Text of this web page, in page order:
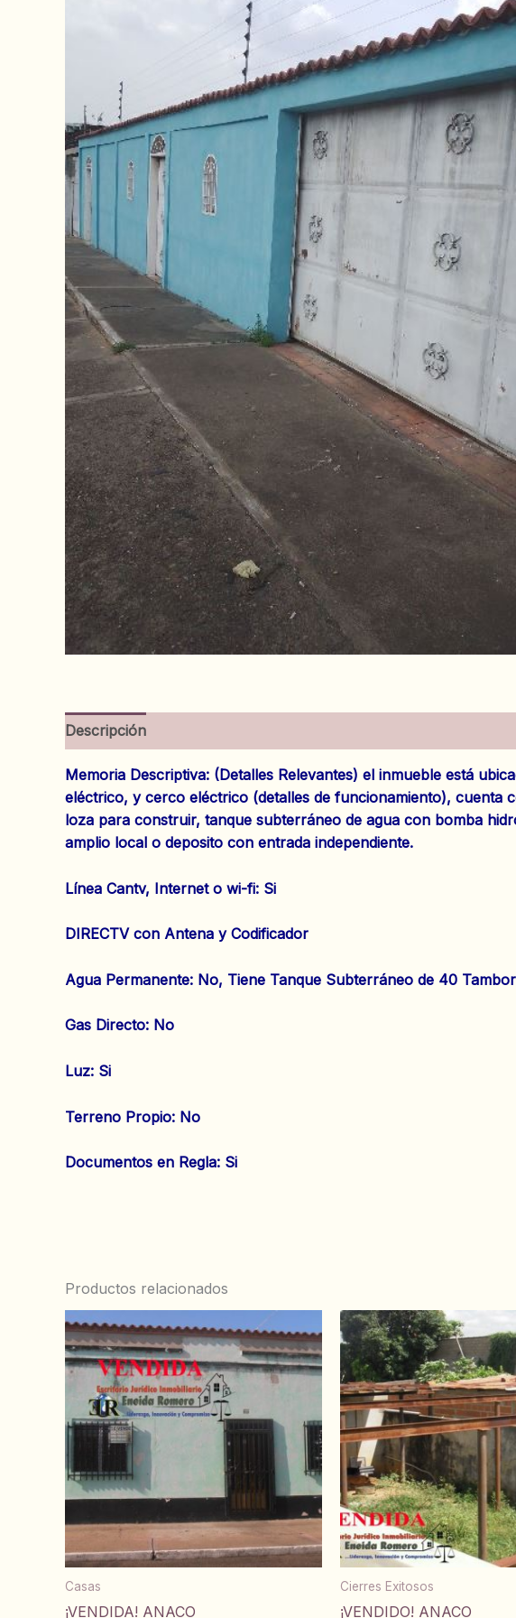
Descripción
Memoria Descriptiva: (Detalles Relevantes) el inmueble está
eléctrico, y cerco eléctrico (detalles de funcionamiento),
loza para construir, tanque subterráneo de agua con bomba
amplio local o deposito con entrada independiente.
‌Línea Cantv, Internet o wi-fi: Si
DIRECTV con Antena y Codificador
‌Agua Permanente: No, Tiene Tanque Subterráneo de 40
‌Gas Directo: No
‌Luz: Si
‌Terreno Propio: No
‌Documentos en Regla: Si
Productos relacionados
Casas
¡VENDIDA! ANACO
Cierres Exitosos
¡VENDIDO! ANACO